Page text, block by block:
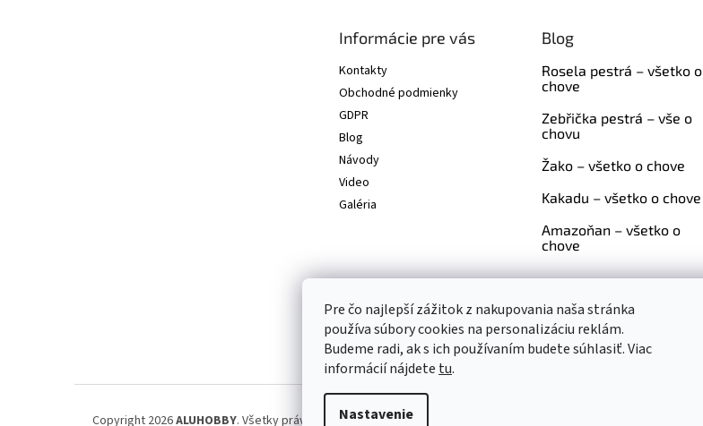
Pre čo najlepší zážitok z nakupovania naša stránka
používa súbory cookies na personalizáciu reklám.
Budeme radi, ak s ich používaním budete súhlasiť. Viac
informácií nájdete tu.
Nastavenie
Informácie pre vás
Kontakty
Obchodné podmienky
GDPR
Blog
Návody
Video
Galéria
Blog
Rosela pestrá – všetko o
chove
Zebřička pestrá – vše o
chovu
Žako – všetko o chove
Kakadu – všetko o chove
Amazoňan – všetko o
chove
Copyright 2026ALUHOBBY. Všetky práva vyhradené.Upraviť nastavenie cookies